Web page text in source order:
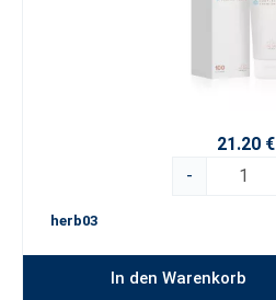
21.20 €
-
herb03
In den Warenkorb